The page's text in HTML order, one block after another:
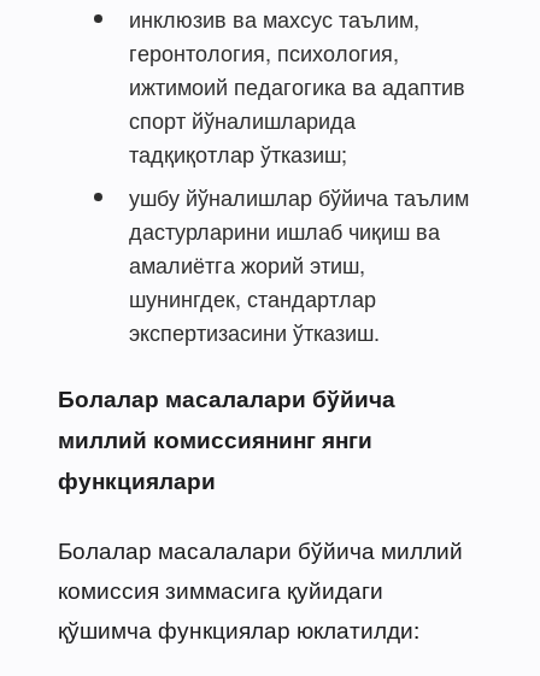
инклюзив ва махсус таълим,
геронтология, психология,
ижтимоий педагогика ва адаптив
спорт йўналишларида
тадқиқотлар ўтказиш;
ушбу йўналишлар бўйича таълим
дастурларини ишлаб чиқиш ва
амалиётга жорий этиш,
шунингдек, стандартлар
экспертизасини ўтказиш.
Болалар масалалари бўйича
миллий комиссиянинг янги
функциялари
Болалар масалалари бўйича миллий
комиссия зиммасига қуйидаги
қўшимча функциялар юклатилди: